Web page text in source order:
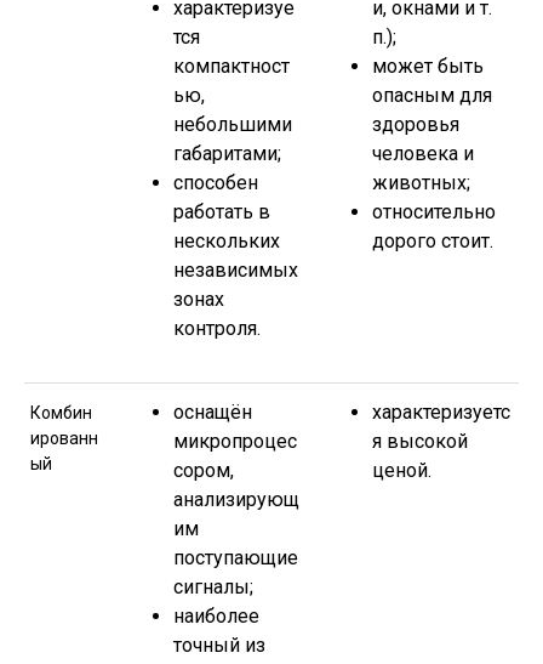
характеризуе
тся
компактност
ью,
небольшими
габаритами;
способен
работать в
нескольких
независимых
зонах
контроля.
и, окнами и т.
п.);
может быть
опасным для
здоровья
человека и
животных;
относительно
дорого стоит.
Комбин
ированн
ый
оснащён
микропроцес
сором,
анализирующ
им
поступающие
сигналы;
наиболее
точный из
характеризуетс
я высокой
ценой.